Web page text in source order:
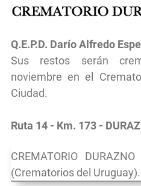
Q.E.P.D. Darío Alfredo
Sus restos serán
noviembre en el
Ciudad.
Ruta 14 - Km. 173 -
CREMATORIO
(Crematorios del Uruguay).